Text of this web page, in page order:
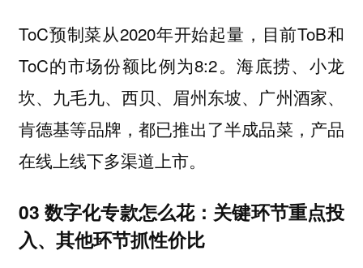
ToC预制菜从2020年开始起量，目前ToB和
ToC的市场份额比例为8:2。海底捞、小龙
坎、九毛九、西贝、眉州东坡、广州酒家、
肯德基等品牌，都已推出了半成品菜，产品
在线上线下多渠道上市。
03 数字化专款怎么花：关键环节重点投
入、其他环节抓性价比